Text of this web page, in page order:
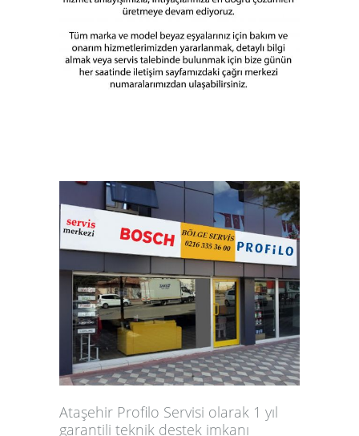
Ataşehir Profilo Servisi olarak 1 yıl
garantili teknik destek imkanı